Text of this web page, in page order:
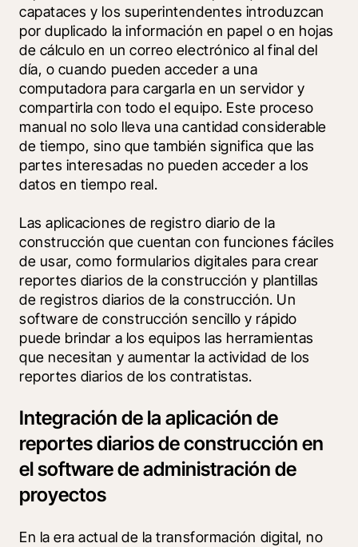
capataces y los superintendentes introduzcan
por duplicado la información en papel o en hojas
de cálculo en un correo electrónico al final del
día, o cuando pueden acceder a una
computadora para cargarla en un servidor y
compartirla con todo el equipo. Este proceso
manual no solo lleva una cantidad considerable
de tiempo, sino que también significa que las
partes interesadas no pueden acceder a los
datos en tiempo real.
Las aplicaciones de registro diario de la
construcción que cuentan con funciones fáciles
de usar, como formularios digitales para crear
reportes diarios de la construcción y plantillas
de registros diarios de la construcción. Un
software de construcción sencillo y rápido
puede brindar a los equipos las herramientas
que necesitan y aumentar la actividad de los
reportes diarios de los contratistas.
Integración de la aplicación de
reportes diarios de construcción en
el software de administración de
proyectos
En la era actual de la transformación digital, no